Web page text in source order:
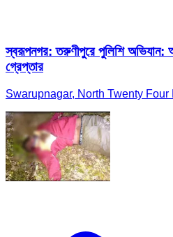
স্বরূপনগর: তরুণীপুরে পুলিশি অভিযান:
গ্রেপ্তার
Swarupnagar, North Twenty